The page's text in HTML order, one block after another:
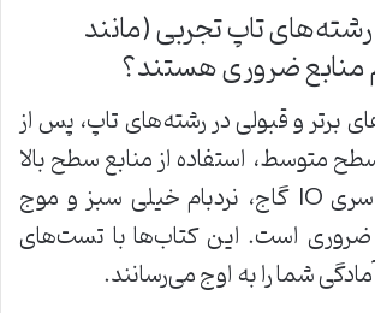
تاپ تجربی (مانند
منابع ضروری هستند؟
برتر و قبولی در رشته‌های تاپ، پس از
متوسط، استفاده از منابع سطح بالا
و چالشی مانند سری IQ گاج، نردبام خیلی سبز و موج
ضروری است. این کتاب‌ها با تست‌های
شما را به اوج می‌رسانند.